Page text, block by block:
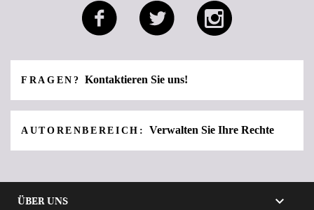
FRAGEN?Kontaktieren Sie uns!
AUTORENBEREICH:Verwalten Sie Ihre Rechte
ÜBER UNS 